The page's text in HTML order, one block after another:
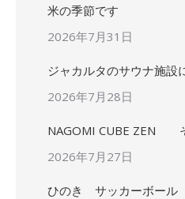
米の季節です
2026年7月31日
ジャカルタのサウナ施設
2026年7月28日
NAGOMI CUBE ZEN
2026年7月27日
ひのき サッカーボール